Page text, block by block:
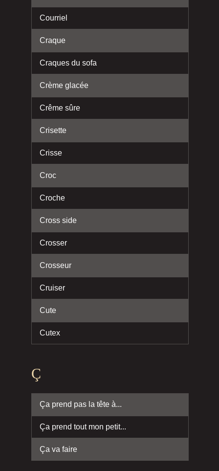
Courriel
Craque
Craques du sofa
Crème glacée
Crême sûre
Crisette
Crisse
Croc
Croche
Cross side
Crosser
Crosseur
Cruiser
Cute
Cutex
Ç
Ça prend pas la tête à...
Ça prend tout mon petit...
Ça va faire